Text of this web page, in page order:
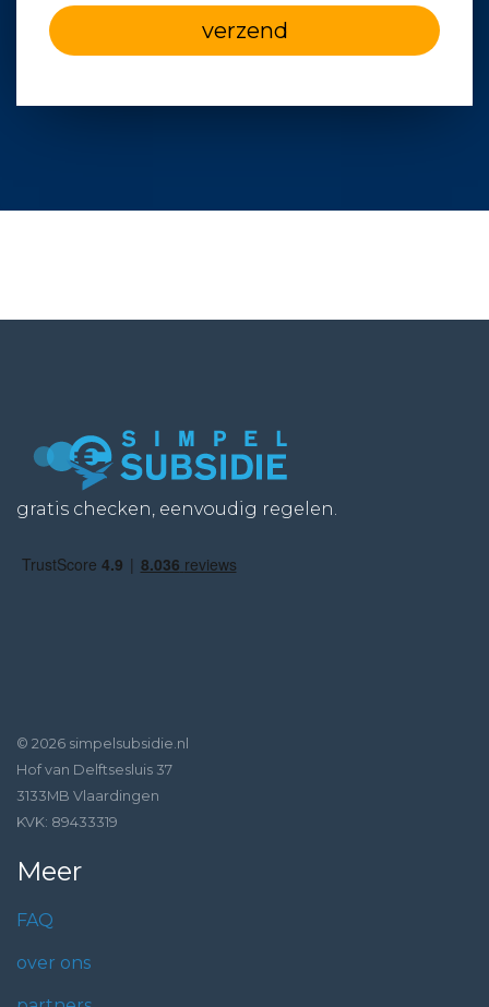
verzend
gratis checken, eenvoudig regelen.
© 2026 simpelsubsidie.nl
Hof van Delftsesluis 37
3133MB Vlaardingen
KVK: 89433319
Meer
FAQ
over ons